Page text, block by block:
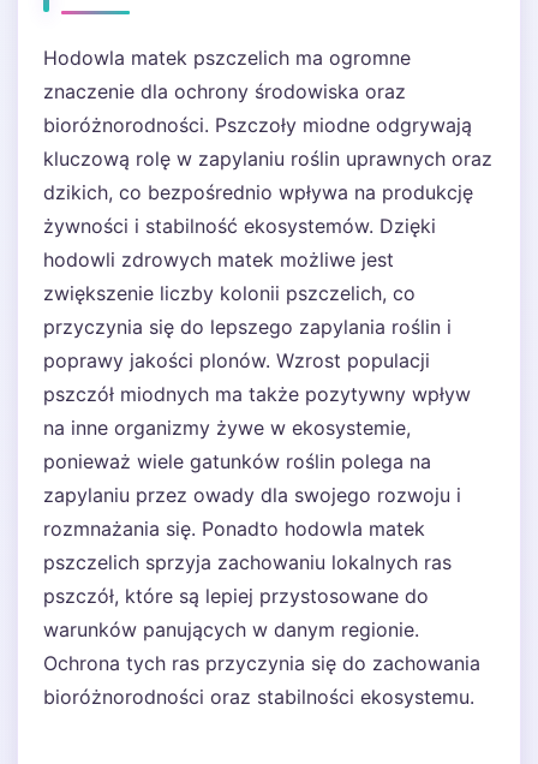
Hodowla matek pszczelich ma ogromne
znaczenie dla ochrony środowiska oraz
bioróżnorodności. Pszczoły miodne odgrywają
kluczową rolę w zapylaniu roślin uprawnych oraz
dzikich, co bezpośrednio wpływa na produkcję
żywności i stabilność ekosystemów. Dzięki
hodowli zdrowych matek możliwe jest
zwiększenie liczby kolonii pszczelich, co
przyczynia się do lepszego zapylania roślin i
poprawy jakości plonów. Wzrost populacji
pszczół miodnych ma także pozytywny wpływ
na inne organizmy żywe w ekosystemie,
ponieważ wiele gatunków roślin polega na
zapylaniu przez owady dla swojego rozwoju i
rozmnażania się. Ponadto hodowla matek
pszczelich sprzyja zachowaniu lokalnych ras
pszczół, które są lepiej przystosowane do
warunków panujących w danym regionie.
Ochrona tych ras przyczynia się do zachowania
bioróżnorodności oraz stabilności ekosystemu.